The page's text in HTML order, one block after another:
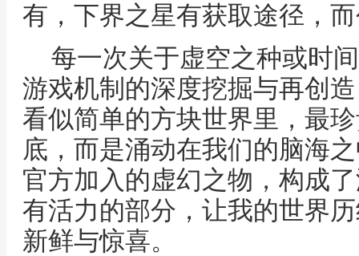
有，下界之星有获取途径，
每一次关于虚空之种或时
游戏机制的深度挖掘与再创
看似简单的方块世界里，最
底，而是涌动在我们的脑海
官方加入的虚幻之物，构成
有活力的部分，让我的世界
新鲜与惊喜。